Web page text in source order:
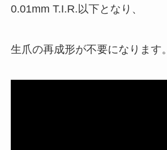
0.01mm T.I.R.以下となり、
生爪の再成形が不要になります。